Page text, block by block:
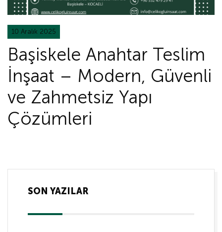
10 Aralık 2025
Başiskele Anahtar Teslim
İnşaat – Modern, Güvenli
ve Zahmetsiz Yapı
Çözümleri
SON YAZILAR